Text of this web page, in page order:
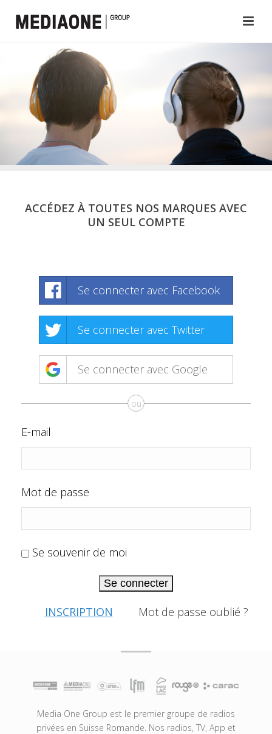
ACCÉDEZ À TOUTES NOS MARQUES AVEC
UN SEUL COMPTE
Se connecter avec Facebook
Se connecter avec Twitter
Se connecter avec Google
ou
E-mail
Mot de passe
Se souvenir de moi
Se connecter
INSCRIPTION Mot de passe oublié ?
Media One Group est le premier groupe de radios
privées en Suisse Romande. Nos radios, TV, App et